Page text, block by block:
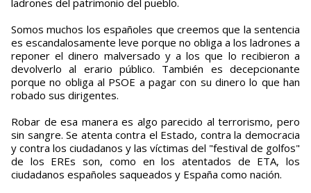
ladrones del patrimonio del pueblo.
Somos muchos los españoles que creemos que la sentencia
es escandalosamente leve porque no obliga a los ladrones a
reponer el dinero malversado y a los que lo recibieron a
devolverlo al erario público. También es decepcionante
porque no obliga al PSOE a pagar con su dinero lo que han
robado sus dirigentes.
Robar de esa manera es algo parecido al terrorismo, pero
sin sangre. Se atenta contra el Estado, contra la democracia
y contra los ciudadanos y las víctimas del "festival de golfos"
de los EREs son, como en los atentados de ETA, los
ciudadanos españoles saqueados y España como nación.